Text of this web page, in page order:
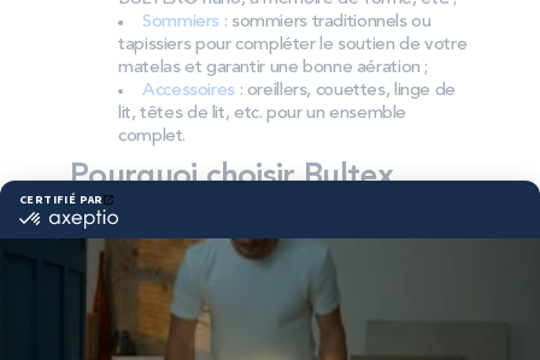
Sommiers : sommiers traditionnels ou
tapissiers pour compléter le soutien de votre
matelas et garantir une bonne aération ;
Accessoires: oreillers, couettes, linge de
lit, têtes de lit, etc. pour un ensemble
complet.
Pourquoi choisir Bultex
comme literie ?
Bultex est la marque la plus détenue par les
Français*. Ce choix s’explique par un savoir‑faire
reconnu et des matériaux conçus pour durer.
Chaque dormeur peut trouver son confort grâce à
une large palette de fermetés, du plus moelleux au